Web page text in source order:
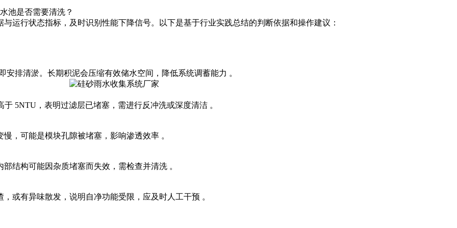
池是否需要清洗？
运行状态指标，及时识别性能下降信号。以下是基于行业实践总结的判断依据和操作建议：
排清淤。长期积泥会压缩有效储水空间，降低系统调蓄能力 。
‌5NTU‌，表明过滤层已堵塞，需进行反冲洗或深度清洁 。
，可能是模块孔隙被堵塞，影响渗透效率 。
结构可能因杂质堵塞而失效，需检查并清洗 。
或有异味散发，说明自净功能受限，应及时人工干预 。